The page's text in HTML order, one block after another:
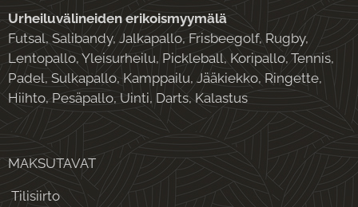
Urheiluvälineiden erikoismyymälä
Futsal, Salibandy, Jalkapallo, Frisbeegolf, Rugby,
Lentopallo, Yleisurheilu, Pickleball, Koripallo, Tennis,
Padel, Sulkapallo, Kamppailu, Jääkiekko, Ringette,
Hiihto, Pesäpallo, Uinti, Darts, Kalastus
MAKSUTAVAT
Tilisiirto